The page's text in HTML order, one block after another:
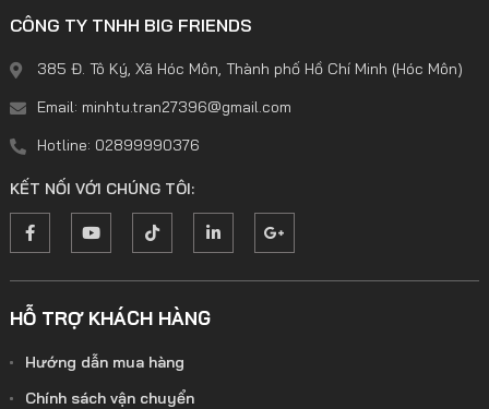
CÔNG TY TNHH BIG FRIENDS
385 Đ. Tô Ký, Xã Hóc Môn, Thành phố Hồ Chí Minh (Hóc Môn)
Email: minhtu.tran27396@gmail.com
Hotline: 02899990376
KẾT NỐI VỚI CHÚNG TÔI:
HỖ TRỢ KHÁCH HÀNG
Hướng dẫn mua hàng
Chính sách vận chuyển